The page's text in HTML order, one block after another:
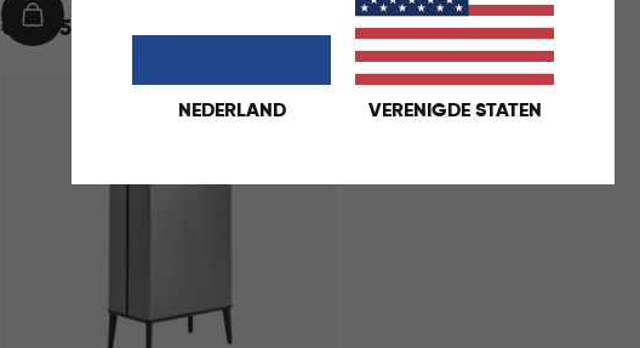
NEDERLAND VERENIGDE STATEN
€€ 44,95
IN
€
44,95
€ 44,95
IN
WINKELMAND